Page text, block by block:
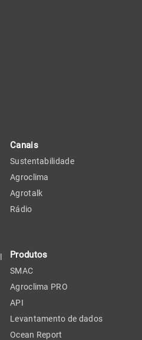
Canais
Sustentabilidade
Agroclima
Agrotalk
Rádio
Produtos
SMAC
Agroclima PRO
API
Levantamento de dados
Ocean Report